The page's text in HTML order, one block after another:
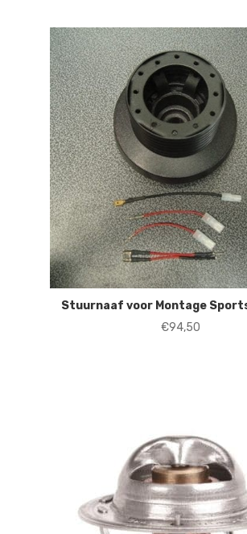
Stuurnaaf voor Montage
€94,50